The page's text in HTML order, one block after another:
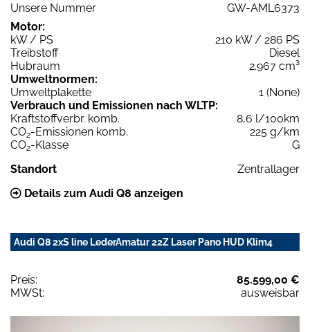
Unsere Nummer
GW-AML6373
Motor:
kW / PS
210 kW / 286 PS
Treibstoff
Diesel
Hubraum
2.967 cm³
Umweltnormen:
Umweltplakette
1 (None)
Verbrauch und Emissionen nach WLTP:
Kraftstoffverbr. komb.
8,6 l/100km
CO2-Emissionen komb.
225 g/km
CO2-Klasse
G
Standort
Zentrallager
Details zum Audi Q8 anzeigen
Audi Q8 2xS line LederAmatur 22Z Laser Pano HUD Klim4
Preis:
85.599,00 €
MWSt:
ausweisbar